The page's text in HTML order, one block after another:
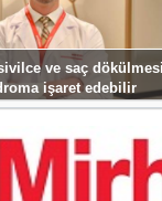
ve saç dökülmesi
işaret edebilir